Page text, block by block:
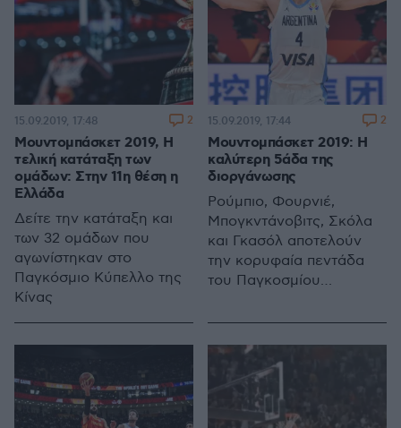
Μουντομπάσκετ 2019, Η
τελική κατάταξη των
ομάδων: Στην 11η θέση η
Ελλάδα
Δείτε την κατάταξη και
των 32 ομάδων που
αγωνίστηκαν στο
Παγκόσμιο Κύπελλο της
Κίνας
15.09.2019, 17:48 2
Μουντομπάσκετ 2019: Η
καλύτερη 5άδα της
διοργάνωσης
Ρούμπιο, Φουρνιέ,
Μπογκντάνοβιτς, Σκόλα
και Γκασόλ αποτελούν
την κορυφαία πεντάδα
του Παγκοσμίου
15.09.2019, 17:44 2